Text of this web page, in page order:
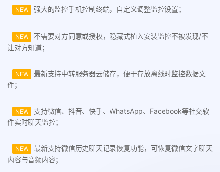
NEW 强大的监控手机控制终端，自定义调整监控设置；
NEW
不需要对方同意或授权，隐藏式植入安装监控不被发现/不
让对方知道；
NEW
最新支持中转服务器云储存，便于存放离线时监控数据文
件；
NEW
支持微信、抖音、快手、WhatsApp、Facebook等社交软
件实时聊天监控；
NEW
最新支持微信历史聊天记录恢复功能，可恢复微信文字聊天
内容与音频内容；